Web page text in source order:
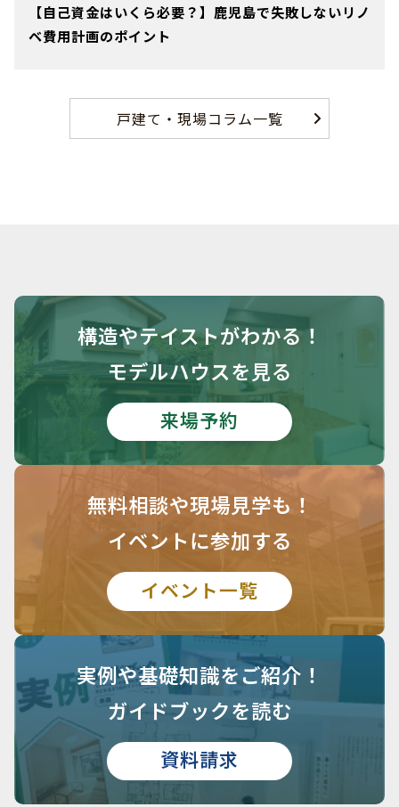
【自己資金はいくら必要？】鹿児島で失敗しないリノ
ベ費用計画のポイント
戸建て・現場コラム一覧
構造やテイストがわかる！
モデルハウスを見る
来場予約
無料相談や現場見学も！
イベントに参加する
イベント一覧
実例や基礎知識をご紹介！
ガイドブックを読む
資料請求